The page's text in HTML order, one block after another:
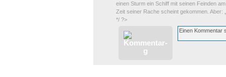
einen Sturm ein Schiff mit seinen Feinden
Zeit seiner Rache scheint gekommen. Aber:
*/ ?>